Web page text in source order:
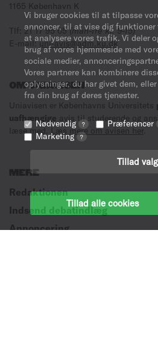
Vi bruger cookies til at tilpasse
annoncer, til at vise dig
at analysere vores trafik. Vi deler
brug af vores hjemmeside med
sociale medier,
Vores partnere kan kombinere
oplysninger, du har givet dem,
fra din brug af deres tjenester.
Nødvendig ? Præferencer
Marketing ?
Tillad
Tillad alle cookies
1165 København K
Tlf: 21 17 95 65(man-fre kl. 9-15)
E-mail:uni-avis@adm.ku.dk
OM UNIAVISEN
Uniavisen er Københavns Universitets
uafhængige avis til studerende og
læse med.
Læs mere om avisen her
MERE
Redaktionen
Indsend debatindlæg
Annoncering